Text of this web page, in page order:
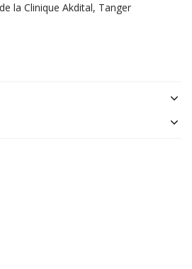
la Clinique Akdital, Tanger